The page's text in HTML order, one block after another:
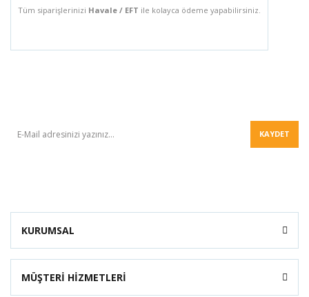
Tüm siparişlerinizi Havale / EFT ile kolayca ödeme yapabilirsiniz.
KAYDET
KURUMSAL
MÜŞTERİ HİZMETLERİ